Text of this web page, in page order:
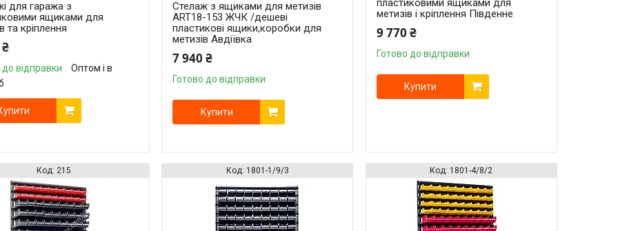
для гаража з
ящиками для
та кріплення
до відправки
Оптом і в
Стелаж з ящиками для метизів
ART18-153 ЖЧК /дешеві
пластикові ящики,коробки для
метизів Авдіївка
7 940 ₴
Готово до відправки
Купити
пластиковими ящиками для
метизів і кріплення Південне
9 770 ₴
Готово до відправки
Купити
215 1801-1/9/3 1801-4/8/2